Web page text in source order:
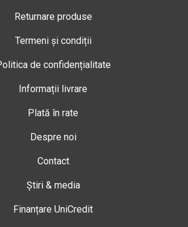
Returnare produse
Termeni și condiții
de confidențialitate
Informații livrare
Plată în rate
Despre noi
Contact
Știri & media
Finanțare UniCredit